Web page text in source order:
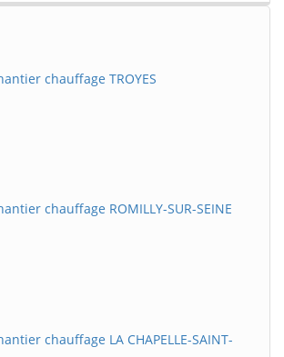
chauffage TROYES
chauffage ROMILLY-SUR-SEINE
chauffage LA CHAPELLE-SAINT-